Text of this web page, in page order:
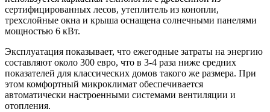
сертифицированных лесов, утеплитель из конопли,
трехслойные окна и крыша оснащена солнечными панелями
мощностью 6 кВт.
Эксплуатация показывает, что ежегодные затраты на энергию
составляют около 300 евро, что в 3-4 раза ниже средних
показателей для классических домов такого же размера. При
этом комфортный микроклимат обеспечивается
автоматически настроенными системами вентиляции и
отопления.